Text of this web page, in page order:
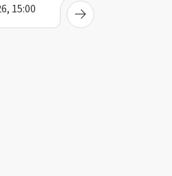
15:00